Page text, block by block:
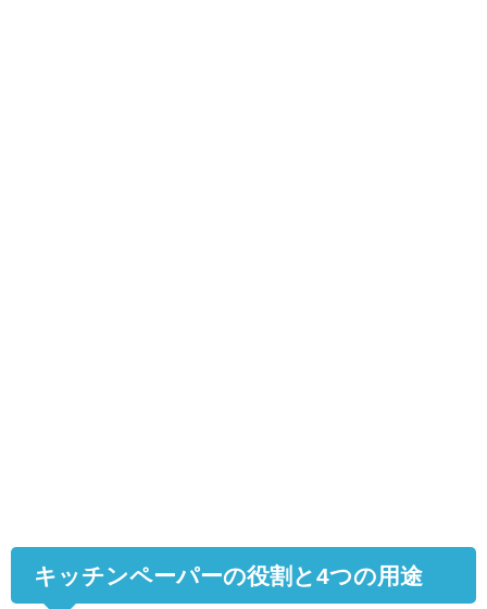
キッチンペーパーの役割と4つの用途